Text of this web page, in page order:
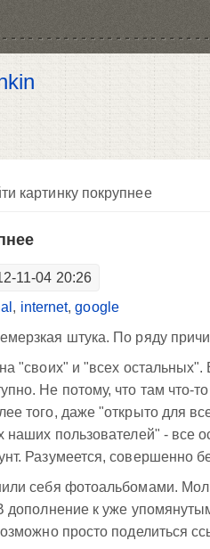
картинку покрупнее
11-04 20:26
, internet,google
штука. По ряду
"своих" и "всех
Не потому, что там что-
того, даже "открыто для
наших пользователей" - все
Разумеется, совершенно
себя фотоальбомами.
дополнение к уже
просто поделиться